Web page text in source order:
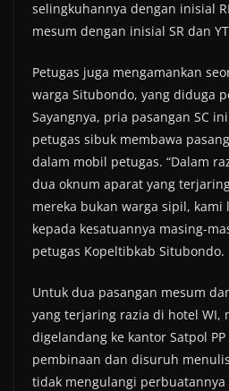
selingkuhannya dengan inisial
mesum dengan inisial SR dan
Petugas juga mengamankan
warga Situbondo, yang diduga
Sayangnya, pria pasangan SC
petugas sibuk membawa
dalam mobil petugas. “Dalam
dua oknum aparat yang
mereka bukan warga sipil, kami
kepada kesatuannya masing-
petugas Kopeltibkab Situbondo.
Untuk dua pasangan mesum
yang terjaring razia di hotel WI,
digelandang ke kantor Satpol
pembinaan dan disuruh
tidak mengulangi perbuatannya